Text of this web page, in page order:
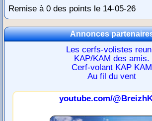
Remise à 0 des points le 14-05-26
Annonces
Les cerfs-volistes
KAP/KAM des amis.
Cerf-volant KAP KAM
Au fil du vent
youtube.com/